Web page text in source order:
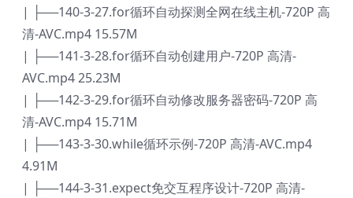
| ├──140-3-27.for循环自动探测全网在线主机-720P 高
清-AVC.mp4 15.57M
| ├──141-3-28.for循环自动创建用户-720P 高清-
AVC.mp4 25.23M
| ├──142-3-29.for循环自动修改服务器密码-720P 高
清-AVC.mp4 15.71M
| ├──143-3-30.while循环示例-720P 高清-AVC.mp4
4.91M
| ├──144-3-31.expect免交互程序设计-720P 高清-